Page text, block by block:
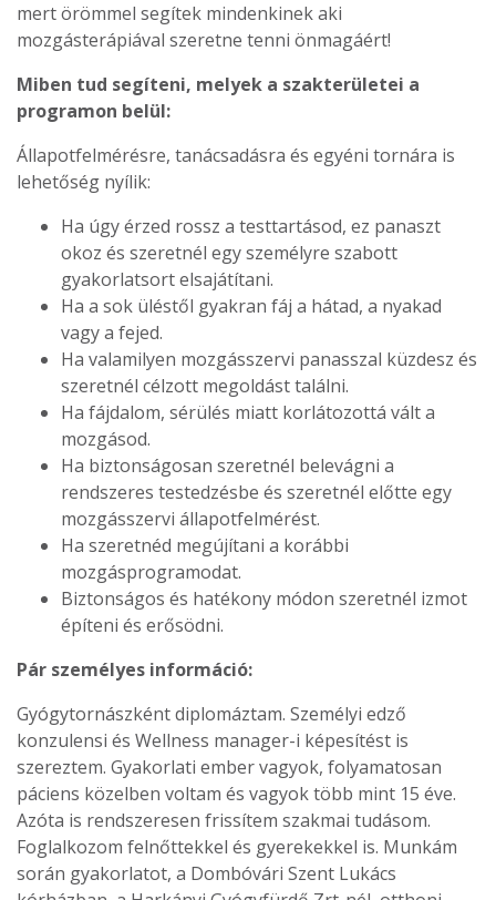
mert örömmel segítek mindenkinek aki
mozgásterápiával szeretne tenni önmagáért!
Miben tud segíteni, melyek a szakterületei a
programon belül:
Állapotfelmérésre, tanácsadásra és egyéni tornára is
lehetőség nyílik:
Ha úgy érzed rossz a testtartásod, ez panaszt
okoz és szeretnél egy személyre szabott
gyakorlatsort elsajátítani.
Ha a sok üléstől gyakran fáj a hátad, a nyakad
vagy a fejed.
Ha valamilyen mozgásszervi panasszal küzdesz és
szeretnél célzott megoldást találni.
Ha fájdalom, sérülés miatt korlátozottá vált a
mozgásod.
Ha biztonságosan szeretnél belevágni a
rendszeres testedzésbe és szeretnél előtte egy
mozgásszervi állapotfelmérést.
Ha szeretnéd megújítani a korábbi
mozgásprogramodat.
Biztonságos és hatékony módon szeretnél izmot
építeni és erősödni.
Pár személyes információ:
Gyógytornászként diplomáztam. Személyi edző
konzulensi és Wellness manager-i képesítést is
szereztem. Gyakorlati ember vagyok, folyamatosan
páciens közelben voltam és vagyok több mint 15 éve.
Azóta is rendszeresen frissítem szakmai tudásom.
Foglalkozom felnőttekkel és gyerekekkel is. Munkám
során gyakorlatot, a Dombóvári Szent Lukács